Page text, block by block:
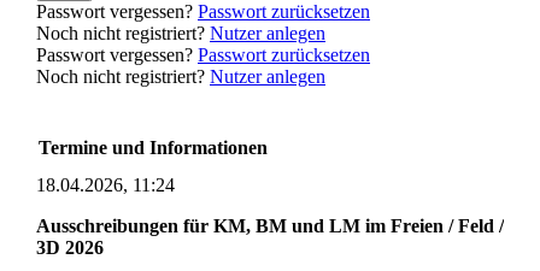
Passwort vergessen? Passwort zurücksetzen
Noch nicht registriert? Nutzer anlegen
Passwort vergessen? Passwort zurücksetzen
Noch nicht registriert? Nutzer anlegen
Termine und Informationen
18.04.2026, 11:24
Ausschreibungen für KM, BM und LM im Freien / Feld /
3D 2026